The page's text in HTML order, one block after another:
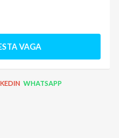
VAGA
WHATSAPP